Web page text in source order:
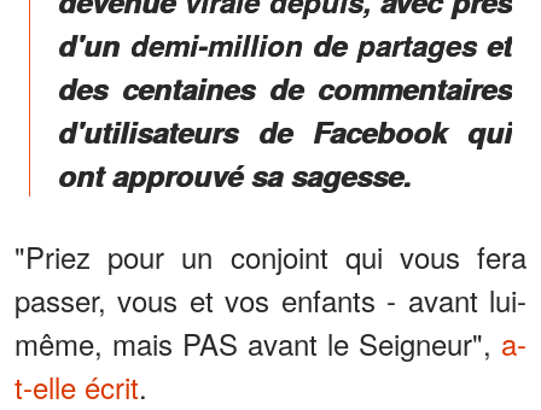
d'un demi-million de partages et
des centaines de commentaires
d'utilisateurs de Facebook qui
ont approuvé sa sagesse.
"Priez pour un conjoint qui vous fera
passer, vous et vos enfants - avant lui-
même, mais PAS avant le Seigneur", a-
t-elle écrit.